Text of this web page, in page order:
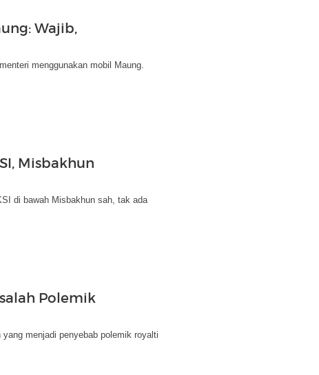
Wajib,
menggunakan mobil Maung.
Misbakhun
di bawah Misbakhun sah, tak ada
Polemik
menjadi penyebab polemik royalti